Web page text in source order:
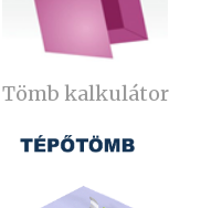
Tömb kalkulátor